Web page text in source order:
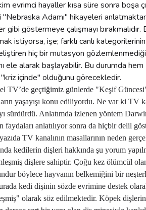
TV’de geçtiğimiz günlerde "Keşif
yaşayışı konu ediliyordu. Ne var ki TV
sürdürdü. Anlatımda izlenen yöntem
faydaları anlatılıyor sonra da hiçbir delil
TV kanalının masallarının neden
kedilerin dişleri hakkında şu yorum
dişlere sahiptir. Çoğu kez ölümcül
böylece hayvanın belkemiğini bir
kedi dişinin sözde evrimine destek
olarak söz edilmektedir. Köpek